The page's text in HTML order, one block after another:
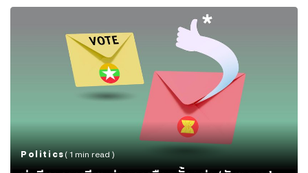
Politics( 1 min read )